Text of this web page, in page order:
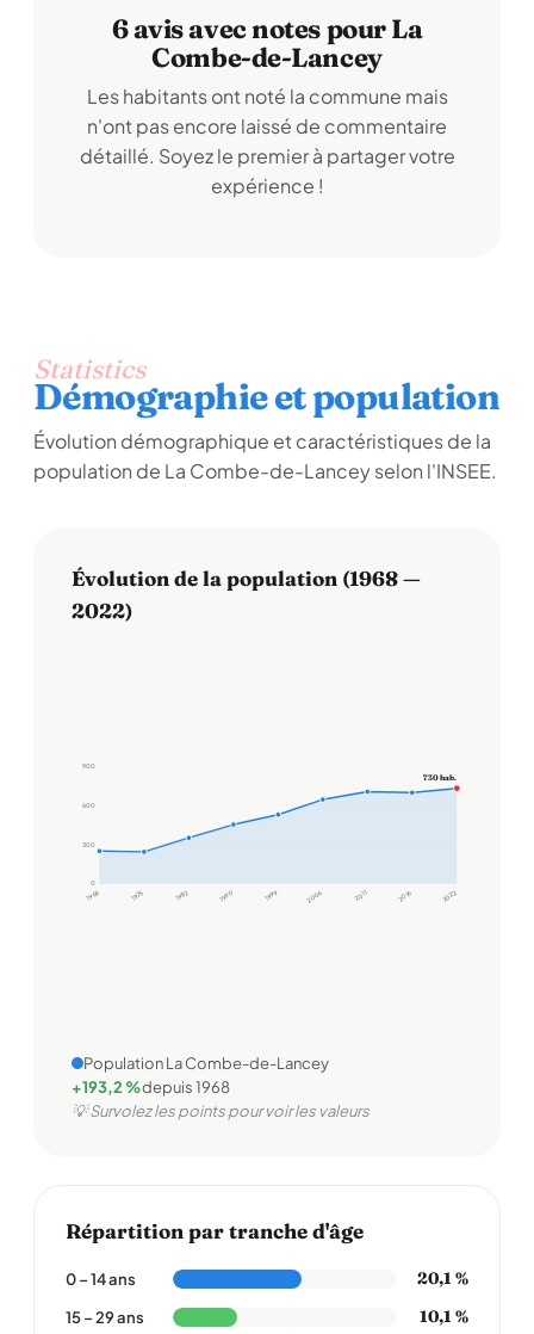
6 avis avec notes pour La
Combe-de-Lancey
Les habitants ont noté la commune mais
n'ont pas encore laissé de commentaire
détaillé. Soyez le premier à partager votre
expérience !
Statistics
Démographie et population
Évolution démographique et caractéristiques de la
population de La Combe-de-Lancey selon l'INSEE.
Évolution de la population (1968 —
2022)
0
300
600
900
1968 1975 1982 1990 1999 2006 2011 2016 2022
730 hab.
Population La Combe-de-Lancey
+193,2 %depuis 1968
💡 Survolez les points pour voir les valeurs
Répartition par tranche d'âge
0 – 14 ans 20,1 %
15 – 29 ans 10,1 %